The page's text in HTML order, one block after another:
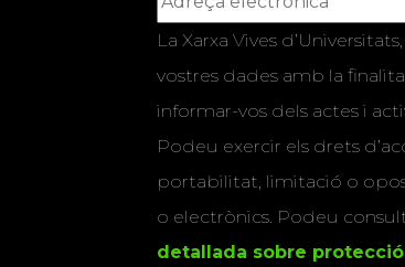
La Xarxa Vives
vostres dades amb la
informar-vos dels actes i
Podeu exercir els drets
portabilitat, limitació o
o electrònics. Podeu
detallada sobre